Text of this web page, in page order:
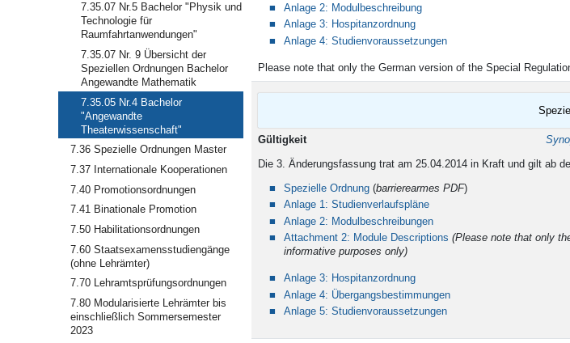
Anlage 2: Modulbeschreibung
Anlage 3: Hospitanzordnung
Anlage 4: Studienvoraussetzungen
Please note that only the German version of the Special
Gültigkeit
Die 3. Änderungsfassung trat am 25.04.2014 in Kraft und gilt ab
Spezielle Ordnung (barrierearmes PDF)
Anlage 1: Studienverlaufspläne
Anlage 2: Modulbeschreibungen
Attachment 2: Module Descriptions (Please note that only
informative purposes only)
Anlage 3: Hospitanzordnung
Anlage 4: Übergangsbestimmungen
Anlage 5: Studienvoraussetzungen
7.35.07 Nr.5 Bachelor "Physik und
Technologie für
Raumfahrtanwendungen"
7.35.07 Nr. 9 Übersicht der
Speziellen Ordnungen Bachelor
Angewandte Mathematik
7.35.05 Nr.4 Bachelor
"Angewandte
Theaterwissenschaft"
7.36 Spezielle Ordnungen Master
7.37 Internationale Kooperationen
7.40 Promotionsordnungen
7.41 Binationale Promotion
7.50 Habilitationsordnungen
7.60 Staatsexamensstudiengänge
(ohne Lehrämter)
7.70 Lehramtsprüfungsordnungen
7.80 Modularisierte Lehrämter bis
einschließlich Sommersemester
2023